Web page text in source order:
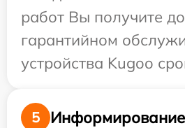
работ Вы получите
гарантийном
устройства Kugoo
5
Информирование